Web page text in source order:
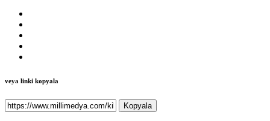
veya linki kopyala
Kopyala